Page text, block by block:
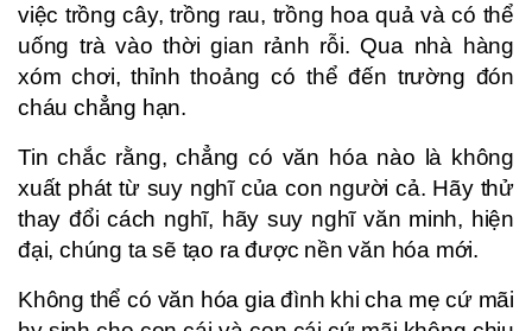
việc trồng cây, trồng rau, trồng hoa quả và có thể
uống trà vào thời gian rảnh rỗi. Qua nhà hàng
xóm chơi, thỉnh thoảng có thể đến trường đón
cháu chẳng hạn.
Tin chắc rằng, chẳng có văn hóa nào là không
xuất phát từ suy nghĩ của con người cả. Hãy thử
thay đổi cách nghĩ, hãy suy nghĩ văn minh, hiện
đại, chúng ta sẽ tạo ra được nền văn hóa mới.
Không thể có văn hóa gia đình khi cha mẹ cứ mãi